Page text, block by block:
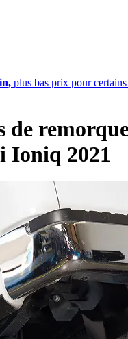
plus bas prix pour
de
Ioniq 2021